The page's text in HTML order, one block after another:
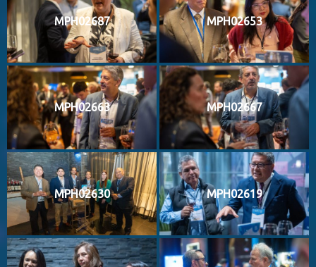
MPH02687 MPH02653
MPH02663 MPH02667
MPH02630 MPH02619